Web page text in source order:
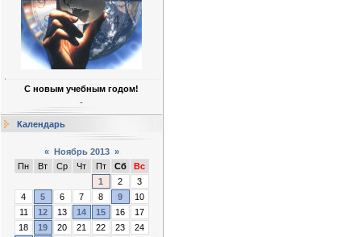
С новым учебным годом!
Календарь
« Ноябрь 2013 »
Пн
Вт Ср Чт Пт Сб
Вс
1
2
3
4
5 6 7 8 9
10
11
12 13 14 15 16
17
18
19 20 21 22 23
24